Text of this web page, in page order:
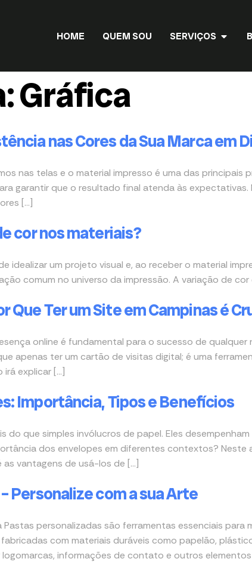
HOME QUEM SOU SERVIÇOS
Gráfica
nas Cores da Sua Marca em
nas telas e o material impresso é uma das
garantir que o resultado final atenda às
[…]
cor nos materiais?
idealizar um projeto visual e, ao receber o material
comum no universo da impressão. A variação de
Que Ter um Site em Campinas é
online é fundamental para o sucesso de
apenas ter um cartão de visitas digital; é uma
irá explicar […]
Importância, Tipos e Benefícios
do que simples invólucros de papel. Eles
dos envelopes em diferentes contextos?
vantagens de usá-los de […]
Personalize com a sua Arte
personalizadas são ferramentas essenciais
com materiais duráveis como papelão,
informações de contato e outros